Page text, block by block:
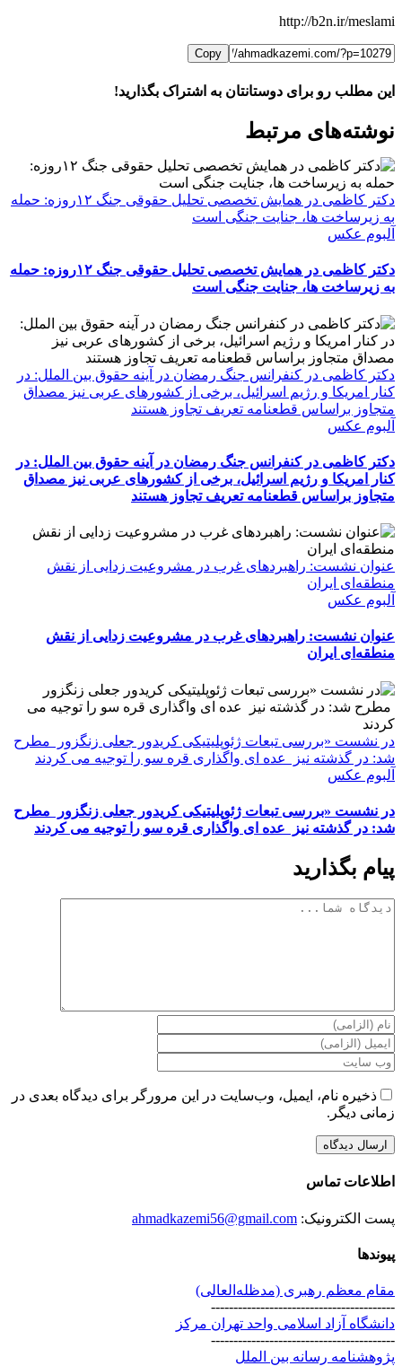
http://b2n.ir/meslami
Copy
این مطلب رو برای دوستانتان به اشتراک بگذارید!
FacebookX
LinkedIn
WhatsApp
Telegram
ایمیل
نوشته‌‌های مرتبط
دکتر کاظمی در همایش تخصصی تحلیل حقوقی جنگ ۱۲روزه: حمله
به زیرساخت ها، جنایت جنگی است
آلبوم عکس
دکتر کاظمی در همایش تخصصی تحلیل حقوقی جنگ ۱۲روزه: حمله
به زیرساخت ها، جنایت جنگی است
دکتر کاظمی در کنفرانس جنگ رمضان در آینه حقوق بین الملل: در
کنار امریکا و رژیم اسرائیل، برخی از کشورهای عربی نیز مصداق
متجاوز براساس قطعنامه تعریف تجاوز هستند
آلبوم عکس
دکتر کاظمی در کنفرانس جنگ رمضان در آینه حقوق بین الملل: در
کنار امریکا و رژیم اسرائیل، برخی از کشورهای عربی نیز مصداق
متجاوز براساس قطعنامه تعریف تجاوز هستند
عنوان نشست: راهبردهای غرب در مشروعیت زدایی از نقش
منطقه‌ای ایران
آلبوم عکس
عنوان نشست: راهبردهای غرب در مشروعیت زدایی از نقش
منطقه‌ای ایران
در نشست «بررسی تبعات ژئوپلیتیکی کریدور جعلی زنگزور مطرح
شد: در گذشته نیز عده ای واگذاری قره سو را توجیه می کردند
آلبوم عکس
در نشست «بررسی تبعات ژئوپلیتیکی کریدور جعلی زنگزور مطرح
شد: در گذشته نیز عده ای واگذاری قره سو را توجیه می کردند
پیام بگذارید
دیدگاه
ذخیره نام، ایمیل، وب‌سایت در این مرورگر برای دیدگاه بعدی در
زمانی دیگر.
اطلاعات تماس
پست الکترونیک: ahmadkazemi56@gmail.com
پیوندها
مقام معظم رهبری (مد‌ظله‌العالی)
-----------------------------------------
دانشگاه آزاد اسلامی واحد تهران مرکز
-----------------------------------------
پژوهشنامه رسانه بین الملل